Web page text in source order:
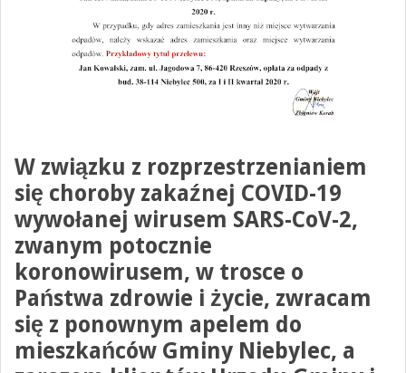
W związku z rozprzestrzenianiem
się choroby zakaźnej COVID-19
wywołanej wirusem SARS-CoV-2,
zwanym potocznie
koronowirusem, w trosce o
Państwa zdrowie i życie, zwracam
się z ponownym apelem do
mieszkańców Gminy Niebylec, a